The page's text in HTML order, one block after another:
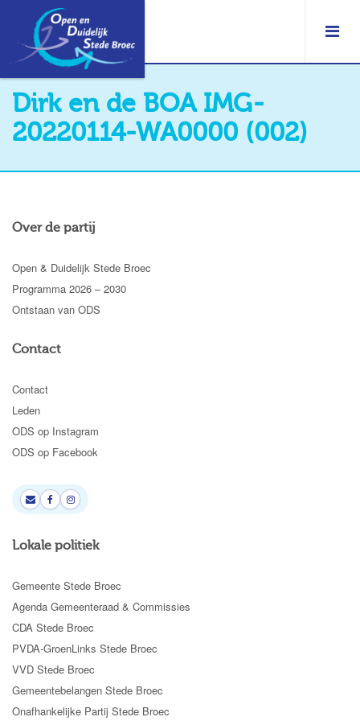
Dirk en de BOA IMG-
20220114-WA0000 (002)
Over de partij
Open & Duidelijk Stede Broec
Programma 2026 – 2030
Ontstaan van ODS
Contact
Contact
Leden
ODS op Instagram
ODS op Facebook
Lokale politiek
Gemeente Stede Broec
Agenda Gemeenteraad & Commissies
CDA Stede Broec
PVDA-GroenLinks Stede Broec
VVD Stede Broec
Gemeentebelangen Stede Broec
Onafhankelijke Partij Stede Broec